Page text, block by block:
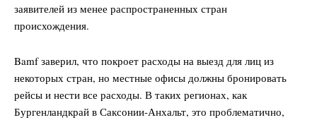
заявителей из менее распространенных стран
происхождения.
Bamf заверил, что покроет расходы на выезд для лиц из
некоторых стран, но местные офисы должны бронировать
рейсы и нести все расходы. В таких регионах, как
Бургенландкрай в Саксонии-Анхальт, это проблематично,